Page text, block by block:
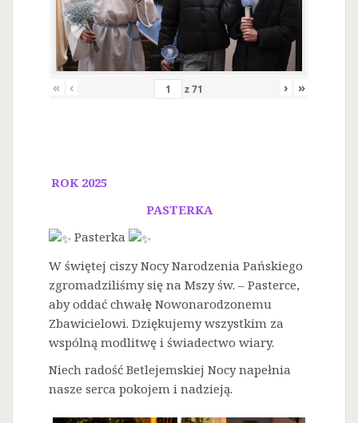
« ‹ z71 › »
ROK 2025
PASTERKA
Pasterka
W świętej ciszy Nocy Narodzenia Pańskiego
zgromadziliśmy się na Mszy św. – Pasterce,
aby oddać chwałę Nowonarodzonemu
Zbawicielowi. Dziękujemy wszystkim za
wspólną modlitwę i świadectwo wiary.
Niech radość Betlejemskiej Nocy napełnia
nasze serca pokojem i nadzieją.